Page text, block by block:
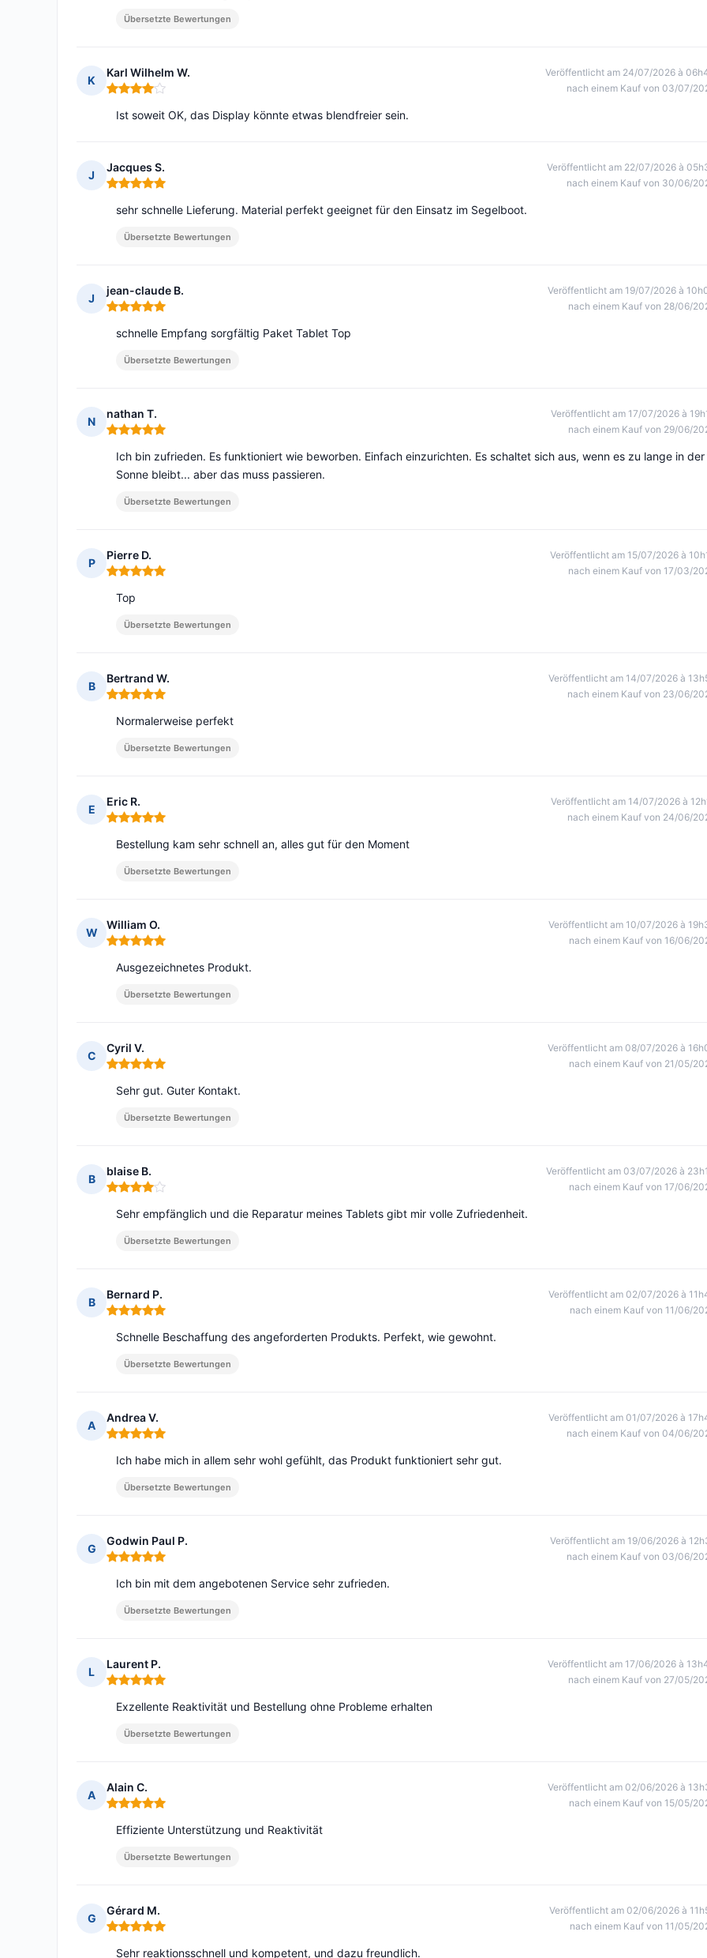
Übersetzte Bewertungen
K
Karl Wilhelm W.
Hinweis: 4 von 5
Veröffentlicht am 24/07/2026 à
nach einem Kauf von 03/07/
Ist soweit OK, das Display könnte etwas blendfreier sein.
J
Jacques S.
Hinweis: 5 von 5
Veröffentlicht am 22/07/2026 à
nach einem Kauf von 30/06/
sehr schnelle Lieferung. Material perfekt geeignet für den Einsatz im Segelboot.
Übersetzte Bewertungen
J
jean-claude B.
Hinweis: 5 von 5
Veröffentlicht am 19/07/2026 à
nach einem Kauf von 28/06/
schnelle Empfang sorgfältig Paket Tablet Top
Übersetzte Bewertungen
N
nathan T.
Hinweis: 5 von 5
Veröffentlicht am 17/07/2026 à
nach einem Kauf von 29/06/
Ich bin zufrieden. Es funktioniert wie beworben. Einfach einzurichten. Es schaltet sich aus, wenn es zu lange in der
Sonne bleibt... aber das muss passieren.
Übersetzte Bewertungen
P
Pierre D.
Hinweis: 5 von 5
Veröffentlicht am 15/07/2026 à
nach einem Kauf von 17/03/
Top
Übersetzte Bewertungen
B
Bertrand W.
Hinweis: 5 von 5
Veröffentlicht am 14/07/2026 à
nach einem Kauf von 23/06/
Normalerweise perfekt
Übersetzte Bewertungen
E
Eric R.
Hinweis: 5 von 5
Veröffentlicht am 14/07/2026 à
nach einem Kauf von 24/06/
Bestellung kam sehr schnell an, alles gut für den Moment
Übersetzte Bewertungen
W
William O.
Hinweis: 5 von 5
Veröffentlicht am 10/07/2026 à
nach einem Kauf von 16/06/
Ausgezeichnetes Produkt.
Übersetzte Bewertungen
C
Cyril V.
Hinweis: 5 von 5
Veröffentlicht am 08/07/2026 à
nach einem Kauf von 21/05/
Sehr gut. Guter Kontakt.
Übersetzte Bewertungen
B
blaise B.
Hinweis: 4 von 5
Veröffentlicht am 03/07/2026 à
nach einem Kauf von 17/06/
Sehr empfänglich und die Reparatur meines Tablets gibt mir volle Zufriedenheit.
Übersetzte Bewertungen
B
Bernard P.
Hinweis: 5 von 5
Veröffentlicht am 02/07/2026 à
nach einem Kauf von 11/06/
Schnelle Beschaffung des angeforderten Produkts. Perfekt, wie gewohnt.
Übersetzte Bewertungen
A
Andrea V.
Hinweis: 5 von 5
Veröffentlicht am 01/07/2026 à
nach einem Kauf von 04/06/
Ich habe mich in allem sehr wohl gefühlt, das Produkt funktioniert sehr gut.
Übersetzte Bewertungen
G
Godwin Paul P.
Hinweis: 5 von 5
Veröffentlicht am 19/06/2026 à
nach einem Kauf von 03/06/
Ich bin mit dem angebotenen Service sehr zufrieden.
Übersetzte Bewertungen
L
Laurent P.
Hinweis: 5 von 5
Veröffentlicht am 17/06/2026 à
nach einem Kauf von 27/05/
Exzellente Reaktivität und Bestellung ohne Probleme erhalten
Übersetzte Bewertungen
A
Alain C.
Hinweis: 5 von 5
Veröffentlicht am 02/06/2026 à
nach einem Kauf von 15/05/
Effiziente Unterstützung und Reaktivität
Übersetzte Bewertungen
G
Gérard M.
Hinweis: 5 von 5
Veröffentlicht am 02/06/2026 à
nach einem Kauf von 11/05/
Sehr reaktionsschnell und kompetent, und dazu freundlich.